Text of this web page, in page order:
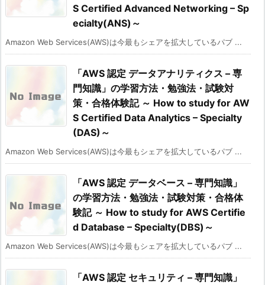
S Certified Advanced Networking – Sp
ecialty(ANS)～
Amazon Web Services(AWS)は今最もシェアを拡大しているパブ ...
「AWS 認定 データアナリティクス – 専
門知識」の学習方法・勉強法・試験対
策・合格体験記 ～ How to study for AW
S Certified Data Analytics – Specialty
(DAS)～
Amazon Web Services(AWS)は今最もシェアを拡大しているパブ ...
「AWS 認定 データベース – 専門知識」
の学習方法・勉強法・試験対策・合格体
験記 ～ How to study for AWS Certifie
d Database – Specialty(DBS)～
Amazon Web Services(AWS)は今最もシェアを拡大しているパブ ...
「AWS 認定 セキュリティ – 専門知識」